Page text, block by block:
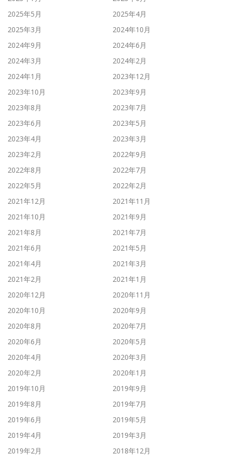
2025年5月
2025年4月
2025年3月
2024年10月
2024年9月
2024年6月
2024年3月
2024年2月
2024年1月
2023年12月
2023年10月
2023年9月
2023年8月
2023年7月
2023年6月
2023年5月
2023年4月
2023年3月
2023年2月
2022年9月
2022年8月
2022年7月
2022年5月
2022年2月
2021年12月
2021年11月
2021年10月
2021年9月
2021年8月
2021年7月
2021年6月
2021年5月
2021年4月
2021年3月
2021年2月
2021年1月
2020年12月
2020年11月
2020年10月
2020年9月
2020年8月
2020年7月
2020年6月
2020年5月
2020年4月
2020年3月
2020年2月
2020年1月
2019年10月
2019年9月
2019年8月
2019年7月
2019年6月
2019年5月
2019年4月
2019年3月
2019年2月
2018年12月